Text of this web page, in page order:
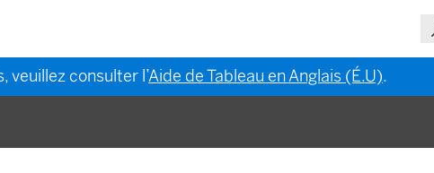
veuillez consulter l’Aide de Tableau en Anglais (É.U).